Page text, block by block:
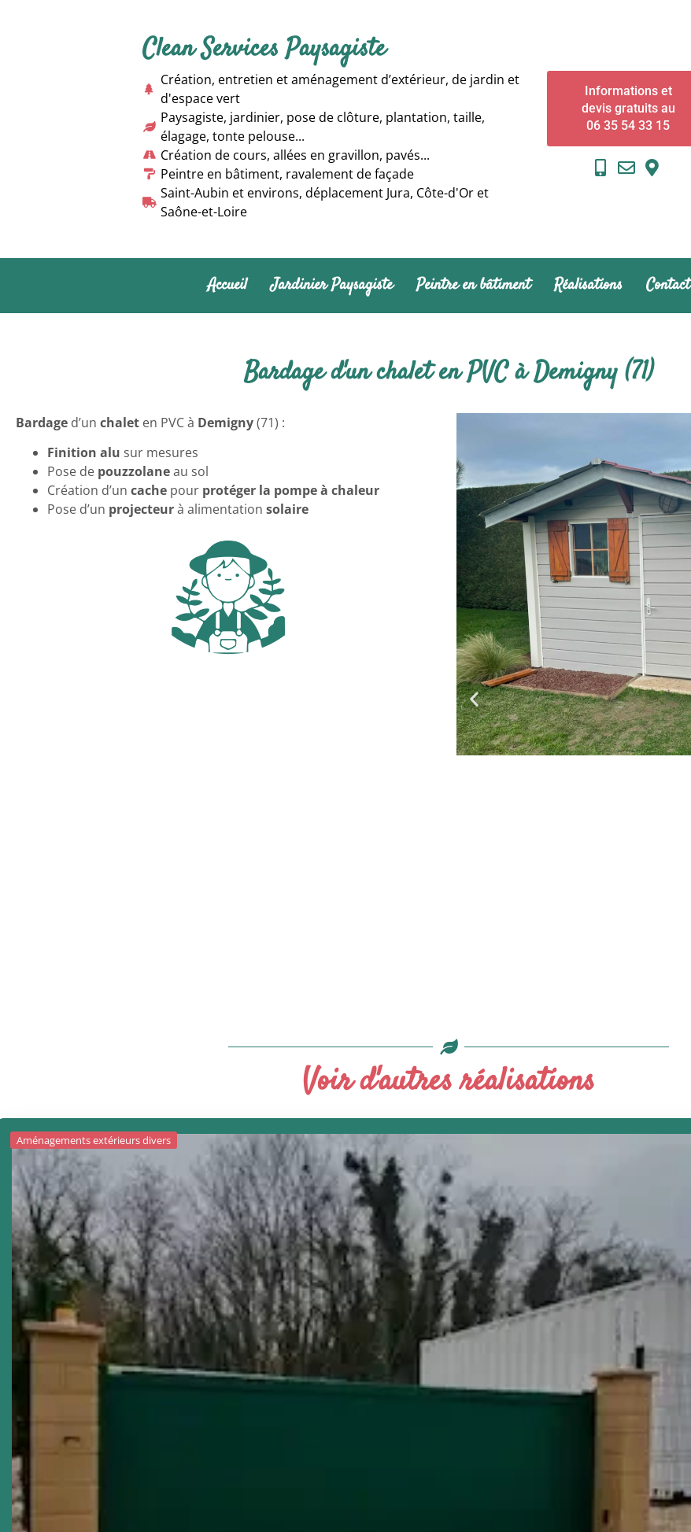
Clean Services Paysagiste
Création, entretien et aménagement d’extérieur, de jardin et
d'espace vert
Paysagiste, jardinier, pose de clôture, plantation, taille,
élagage, tonte pelouse...
Création de cours, allées en gravillon, pavés...
Peintre en bâtiment, ravalement de façade
Saint-Aubin et environs, déplacement Jura, Côte-d'Or et
Saône-et-Loire
Informations et
devis gratuits au
06 35 54 33 15
Accueil Jardinier Paysagiste Peintre en bâtiment Réalisations Contact
Bardage d'un chalet en PVC à Demigny (71)
Bardage d’un chalet en PVC à Demigny(71) :
Finition alu sur mesures
Pose de pouzzolaneau sol
Création d’un cache pour protéger la pompe à chaleur
Pose d’un projecteurà alimentation solaire
Voir d'autres réalisations
Aménagements extérieurs divers